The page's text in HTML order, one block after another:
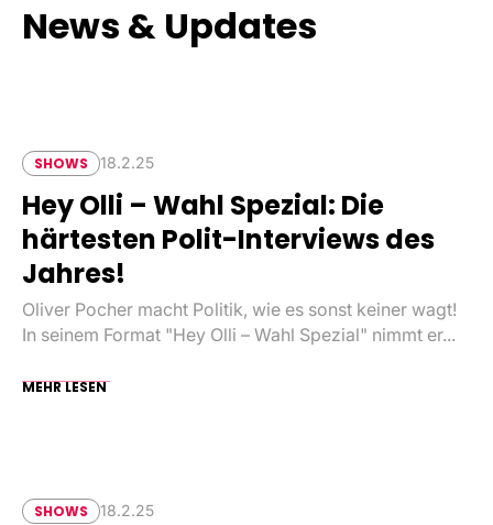
News & Updates
SHOWS 18.2.25
Hey Olli – Wahl Spezial: Die
härtesten Polit-Interviews des
Jahres!
Oliver Pocher macht Politik, wie es sonst keiner wagt!
In seinem Format "Hey Olli – Wahl Spezial" nimmt er...
MEHR LESEN
SHOWS 18.2.25